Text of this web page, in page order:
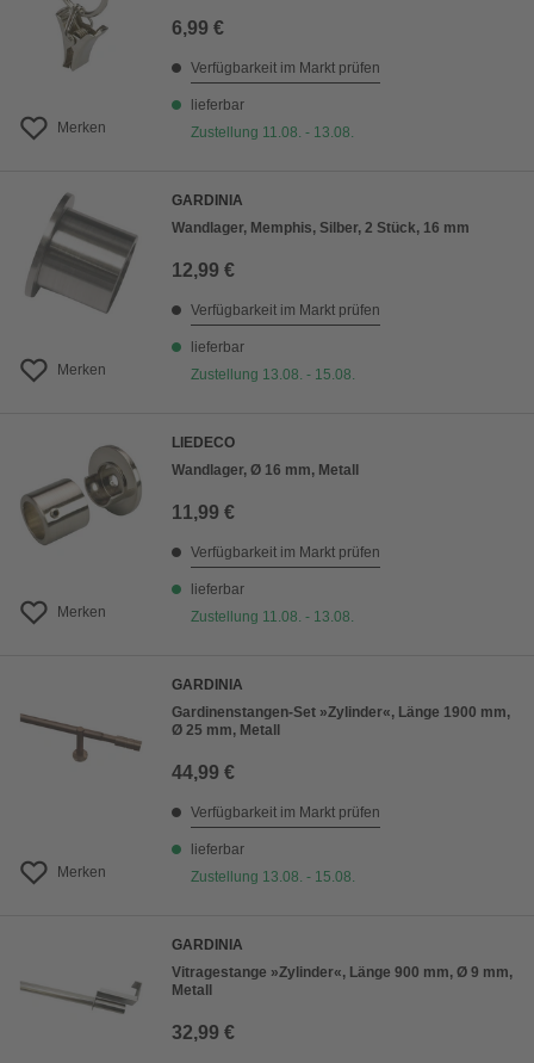
Merken
6,99 €
Verfügbarkeit im Markt prüfen
lieferbar
Zustellung 11.08. - 13.08.
Merken
GARDINIA
Wandlager, Memphis, Silber, 2 Stück, 16 mm
12,99 €
Verfügbarkeit im Markt prüfen
lieferbar
Zustellung 13.08. - 15.08.
Merken
LIEDECO
Wandlager, Ø 16 mm, Metall
11,99 €
Verfügbarkeit im Markt prüfen
lieferbar
Zustellung 11.08. - 13.08.
Merken
GARDINIA
Gardinenstangen-Set »Zylinder«, Länge 1900 mm,
Ø 25 mm, Metall
44,99 €
Verfügbarkeit im Markt prüfen
lieferbar
Zustellung 13.08. - 15.08.
GARDINIA
Vitragestange »Zylinder«, Länge 900 mm, Ø 9 mm,
Metall
32,99 €